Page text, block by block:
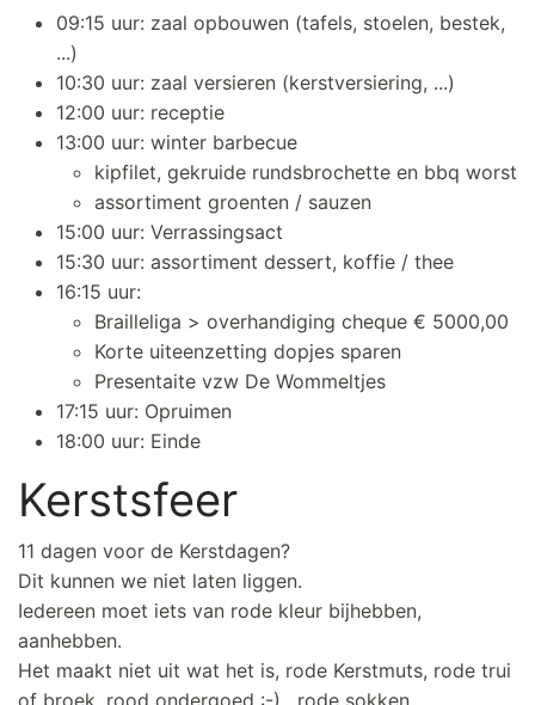
09:15 uur: zaal opbouwen (tafels, stoelen, bestek,
...)
10:30 uur: zaal versieren (kerstversiering, ...)
12:00 uur: receptie
13:00 uur: winter barbecue
kipfilet, gekruide rundsbrochette en bbq worst
assortiment groenten / sauzen
15:00 uur: Verrassingsact
15:30 uur: assortiment dessert, koffie / thee
16:15 uur:
Brailleliga > overhandiging cheque € 5000,00
Korte uiteenzetting dopjes sparen
Presentaite vzw De Wommeltjes
17:15 uur: Opruimen
18:00 uur: Einde
Kerstsfeer
11 dagen voor de Kerstdagen?
Dit kunnen we niet laten liggen.
Iedereen moet iets van rode kleur bijhebben,
aanhebben.
Het maakt niet uit wat het is, rode Kerstmuts, rode trui
of broek, rood ondergoed :-), rode sokken.....